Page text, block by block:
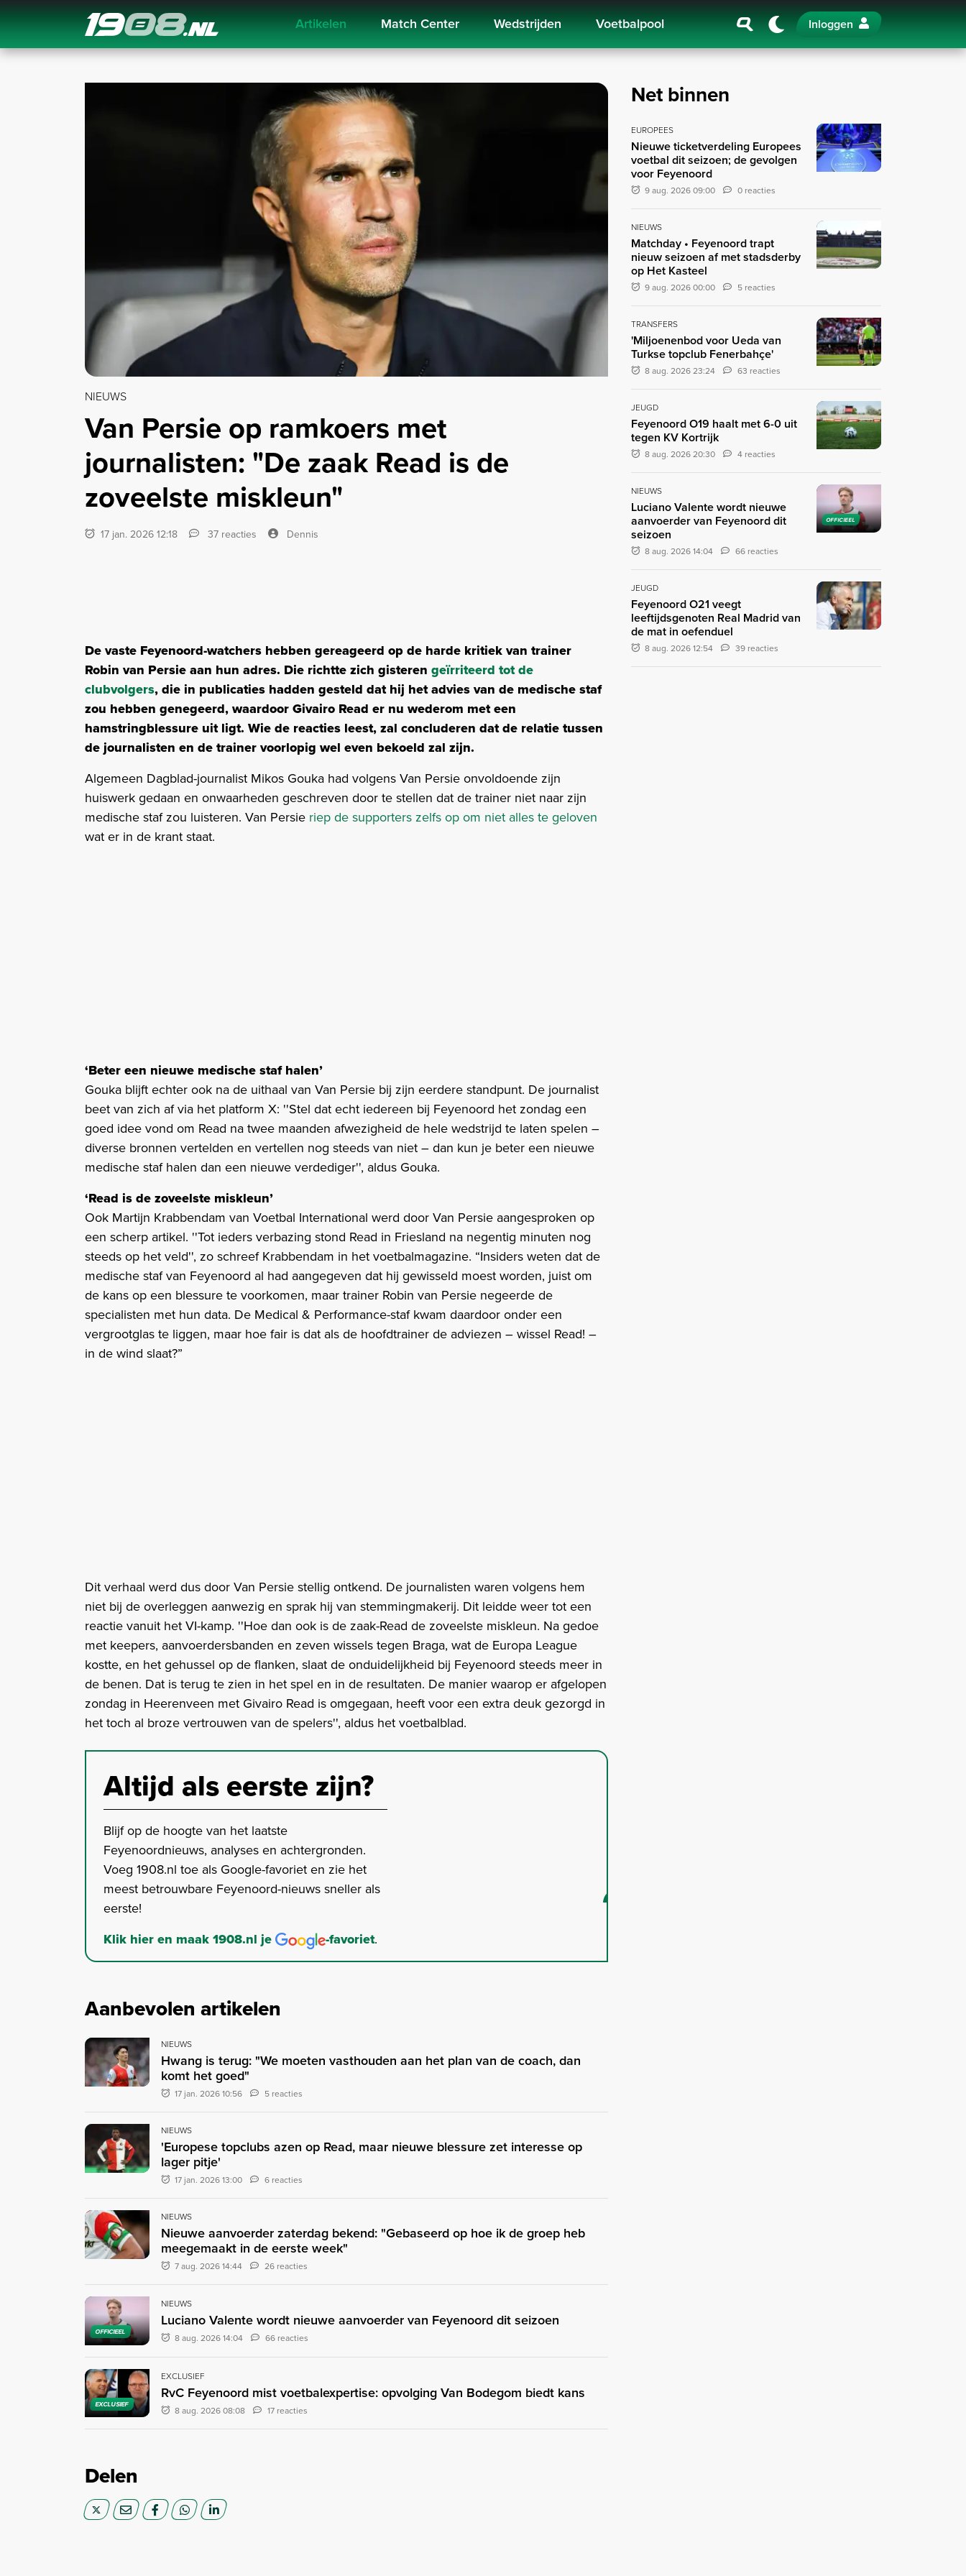
Navigation Artikelen Match Center Wedstrijden Voetbalpool Inloggen
NIEUWS
Van Persie op ramkoers met
journalisten: "De zaak Read is de
zoveelste miskleun"
17 jan. 2026 12:18 37 reacties Dennis
De vaste Feyenoord-watchers hebben gereageerd op de harde kritiek van trainer
Robin van Persie aan hun adres. Die richtte zich gisteren geïrriteerd tot de
clubvolgers, die in publicaties hadden gesteld dat hij het advies van de medische staf
zou hebben genegeerd, waardoor Givairo Read er nu wederom met een
hamstringblessure uit ligt. Wie de reacties leest, zal concluderen dat de relatie tussen
de journalisten en de trainer voorlopig wel even bekoeld zal zijn.
Algemeen Dagblad-journalist Mikos Gouka had volgens Van Persie onvoldoende zijn
huiswerk gedaan en onwaarheden geschreven door te stellen dat de trainer niet naar zijn
medische staf zou luisteren. Van Persie riep de supporters zelfs op om niet alles te geloven
wat er in de krant staat.
‘Beter een nieuwe medische staf halen’
Gouka blijft echter ook na de uithaal van Van Persie bij zijn eerdere standpunt. De journalist
beet van zich af via het platform X: ''Stel dat echt iedereen bij Feyenoord het zondag een
goed idee vond om Read na twee maanden afwezigheid de hele wedstrijd te laten spelen –
diverse bronnen vertelden en vertellen nog steeds van niet – dan kun je beter een nieuwe
medische staf halen dan een nieuwe verdediger'', aldus Gouka.
‘Read is de zoveelste miskleun’
Ook Martijn Krabbendam van Voetbal International werd door Van Persie aangesproken op
een scherp artikel. ''Tot ieders verbazing stond Read in Friesland na negentig minuten nog
steeds op het veld'', zo schreef Krabbendam in het voetbalmagazine. “Insiders weten dat de
medische staf van Feyenoord al had aangegeven dat hij gewisseld moest worden, juist om
de kans op een blessure te voorkomen, maar trainer Robin van Persie negeerde de
specialisten met hun data. De Medical & Performance-staf kwam daardoor onder een
vergrootglas te liggen, maar hoe fair is dat als de hoofdtrainer de adviezen – wissel Read! –
in de wind slaat?”
Dit verhaal werd dus door Van Persie stellig ontkend. De journalisten waren volgens hem
niet bij de overleggen aanwezig en sprak hij van stemmingmakerij. Dit leidde weer tot een
reactie vanuit het VI-kamp. ''Hoe dan ook is de zaak-Read de zoveelste miskleun. Na gedoe
met keepers, aanvoerdersbanden en zeven wissels tegen Braga, wat de Europa League
kostte, en het gehussel op de flanken, slaat de onduidelijkheid bij Feyenoord steeds meer in
de benen. Dat is terug te zien in het spel en in de resultaten. De manier waarop er afgelopen
zondag in Heerenveen met Givairo Read is omgegaan, heeft voor een extra deuk gezorgd in
het toch al broze vertrouwen van de spelers'', aldus het voetbalblad.
Altijd als eerste zijn?
Blijf op de hoogte van het laatste
Feyenoordnieuws, analyses en achtergronden.
Voeg 1908.nl toe als Google-favoriet en zie het
meest betrouwbare Feyenoord-nieuws sneller als
eerste!
Klik hier en maak 1908.nl je
-favoriet.
Aanbevolen artikelen
NIEUWS
Hwang is terug: "We moeten vasthouden aan het plan van de coach, dan
komt het goed"
17 jan. 2026 10:56 5 reacties
NIEUWS
'Europese topclubs azen op Read, maar nieuwe blessure zet interesse op
lager pitje'
17 jan. 2026 13:00 6 reacties
NIEUWS
Nieuwe aanvoerder zaterdag bekend: "Gebaseerd op hoe ik de groep heb
meegemaakt in de eerste week"
7 aug. 2026 14:44 26 reacties
OFFICIEEL
NIEUWS
Luciano Valente wordt nieuwe aanvoerder van Feyenoord dit seizoen
8 aug. 2026 14:04 66 reacties
EXCLUSIEF
EXCLUSIEF
RvC Feyenoord mist voetbalexpertise: opvolging Van Bodegom biedt kans
8 aug. 2026 08:08 17 reacties
Delen
Net binnen
EUROPEES
Nieuwe ticketverdeling Europees
voetbal dit seizoen; de gevolgen
voor Feyenoord
9 aug. 2026 09:00 0 reacties
NIEUWS
Matchday • Feyenoord trapt
nieuw seizoen af met stadsderby
op Het Kasteel
9 aug. 2026 00:00 5 reacties
TRANSFERS
'Miljoenenbod voor Ueda van
Turkse topclub Fenerbahçe'
8 aug. 2026 23:24 63 reacties
JEUGD
Feyenoord O19 haalt met 6-0 uit
tegen KV Kortrijk
8 aug. 2026 20:30 4 reacties
OFFICIEEL
NIEUWS
Luciano Valente wordt nieuwe
aanvoerder van Feyenoord dit
seizoen
8 aug. 2026 14:04 66 reacties
JEUGD
Feyenoord O21 veegt
leeftijdsgenoten Real Madrid van
de mat in oefenduel
8 aug. 2026 12:54 39 reacties